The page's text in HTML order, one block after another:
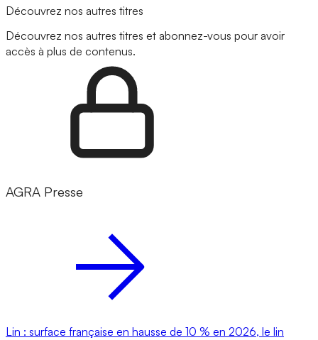
Découvrez nos autres titres
Découvrez nos autres titres et abonnez-vous pour avoir
accès à plus de contenus.
AGRA Presse
Lin : surface française en hausse de 10 % en 2026, le lin